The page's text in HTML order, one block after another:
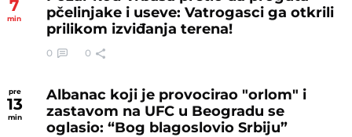
7
min
pčelinjake i useve: Vatrogasci ga otkrili
prilikom izviđanja terena!
0 0
pre
13
min
Albanac koji je provocirao "orlom" i
zastavom na UFC u Beogradu se
oglasio: “Bog blagoslovio Srbiju”